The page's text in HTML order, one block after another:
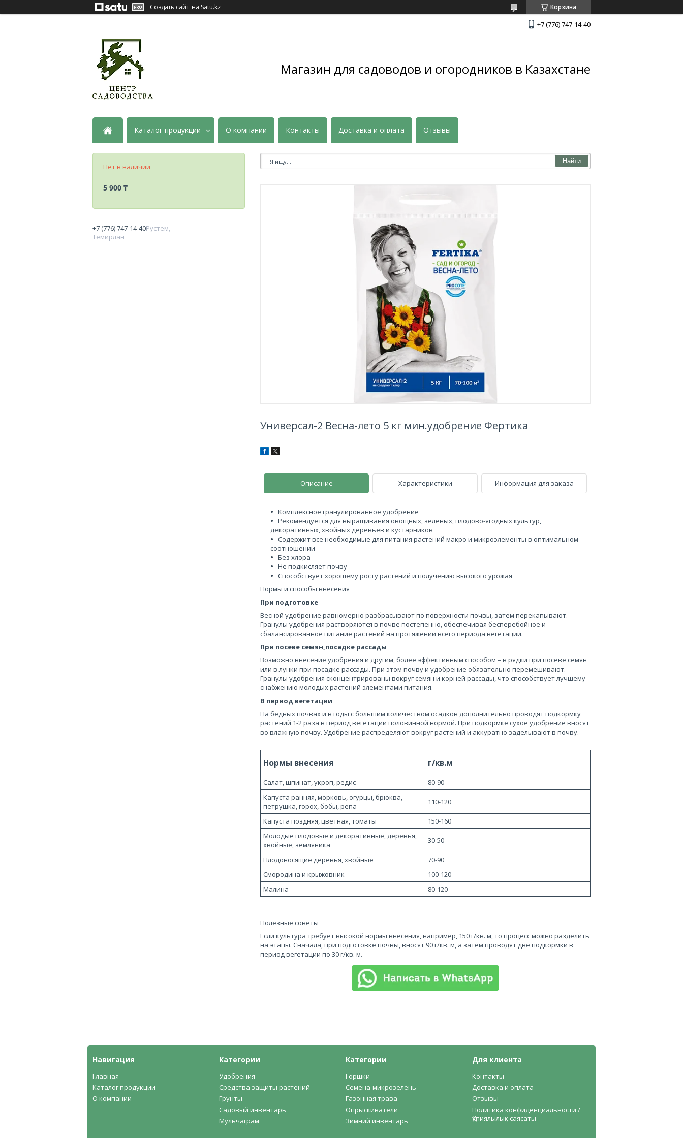
Создать сайт на Satu.kz Корзина
+7 (776) 747-14-40
Магазин для садоводов и огородников в Казахстане
Каталог продукции О компании Контакты Доставка и оплата Отзывы
Найти
Универсал-2 Весна-лето 5 кг мин.удобрение Фертика
Описание Характеристики Информация для заказа
Комплексное гранулированное удобрение
Рекомендуется для выращивания овощных, зеленых, плодово-ягодных культур,
декоративных, хвойных деревьев и кустарников
Содержит все необходимые для питания растений макро и микроэлементы в оптимальном
соотношении
Без хлора
Не подкисляет почву
Способствует хорошему росту растений и получению высокого урожая
Нормы и способы внесения
При подготовке
Весной удобрение равномерно разбрасывают по поверхности почвы, затем перекапывают.
Гранулы удобрения растворяются в почве постепенно, обеспечивая бесперебойное и
сбалансированное питание растений на протяжении всего периода вегетации.
При посеве семян,посадке рассады
Возможно внесение удобрения и другим, более эффективным способом – в рядки при посеве семян
или в лунки при посадке рассады. При этом почву и удобрение обязательно перемешивают.
Гранулы удобрения сконцентрированы вокруг семян и корней рассады, что способствует лучшему
снабжению молодых растений элементами питания.
В период вегетации
На бедных почвах и в годы с большим количеством осадков дополнительно проводят подкормку
растений 1-2 раза в период вегетации половинной нормой. При подкормке сухое удобрение вносят
во влажную почву. Удобрение распределяют вокруг растений и аккуратно заделывают в почву.
Нормы внесения г/кв.м
Салат, шпинат, укроп, редис
80-90
Капуста ранняя, морковь, огурцы, брюква,
петрушка, горох, бобы, репа
110-120
Капуста поздняя, цветная, томаты
150-160
Молодые плодовые и декоративные, деревья,
хвойные, земляника
30-50
Плодоносящие деревья, хвойные
70-90
Смородина и крыжовник
100-120
Малина
80-120
Полезные советы
Если культура требует высокой нормы внесения, например, 150 г/кв. м, то процесс можно разделить
на этапы. Сначала, при подготовке почвы, вносят 90 г/кв. м, а затем проводят две подкормки в
период вегетации по 30 г/кв. м.
Нет в наличии
5 900 ₸
+7 (776) 747-14-40Рустем,
Темирлан
Навигация
Главная
Каталог продукции
О компании
Категории
Удобрения
Средства защиты растений
Грунты
Садовый инвентарь
Мульчаграм
Категории
Горшки
Семена-микрозелень
Газонная трава
Опрыскиватели
Зимний инвентарь
Для клиента
Контакты
Доставка и оплата
Отзывы
Политика конфиденциальности /
Құпиялылық саясаты